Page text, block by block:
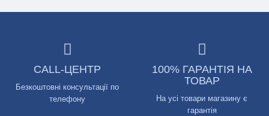
CALL-ЦЕНТР
Безкоштовні консультації по
телефону
100% ГАРАНТІЯ НА
ТОВАР
На усі товари магазину є
гарантія